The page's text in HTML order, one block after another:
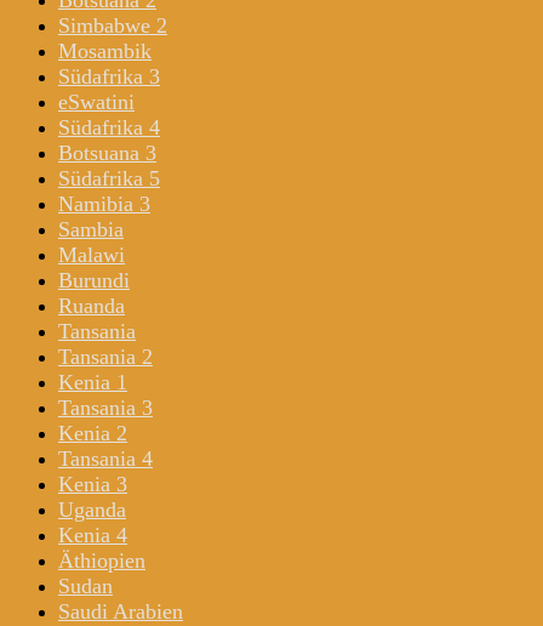
Simbabwe 2
Mosambik
Südafrika 3
eSwatini
Südafrika 4
Botsuana 3
Südafrika 5
Namibia 3
Sambia
Malawi
Burundi
Ruanda
Tansania
Tansania 2
Kenia 1
Tansania 3
Kenia 2
Tansania 4
Kenia 3
Uganda
Kenia 4
Äthiopien
Sudan
Saudi Arabien